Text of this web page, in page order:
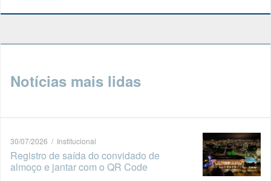
Notícias mais lidas
30/07/2026 / Institucional
Registro de saída do convidado de
almoço e jantar com o QR Code